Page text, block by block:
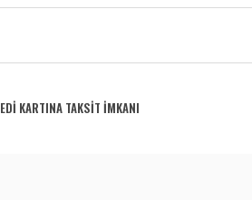
KARTINA TAKSİT İMKANI